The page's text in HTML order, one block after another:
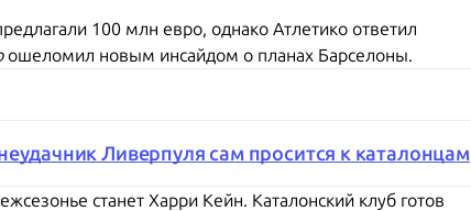
100 млн евро, однако Атлетико ответил
ошеломил новым инсайдом о планах Барселоны.
Ливерпуля сам просится к каталонцам
станет Харри Кейн. Каталонский клуб готов